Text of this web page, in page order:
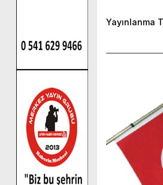
Yayınlanma